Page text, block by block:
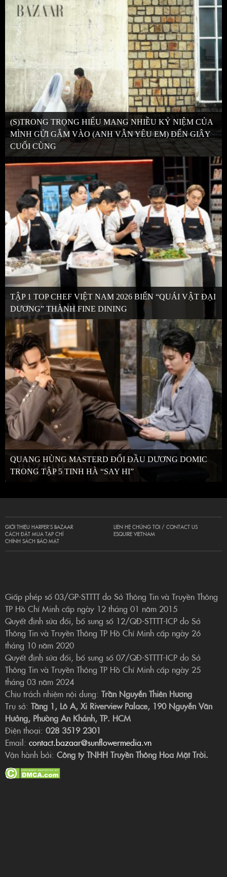
(S)TRONG TRỌNG HIẾU MANG NHIỀU KỶ NIỆM CỦA
MÌNH GỬI GẮM VÀO (ANH VẪN YÊU EM) ĐẾN GIÂY
CUỐI CÙNG
TẬP 1 TOP CHEF VIỆT NAM 2026 BIẾN “QUÁI VẬT ĐẠI
DƯƠNG” THÀNH FINE DINING
QUANG HÙNG MASTERD ĐỐI ĐẦU DƯƠNG DOMIC
TRONG TẬP 5 TINH HÀ “SAY HI”
GIỚI THIỆU HARPER’S BAZAAR
CÁCH ĐẶT MUA TẠP CHÍ
CHÍNH SÁCH BẢO MẬT
LIÊN HỆ CHÚNG TÔI / CONTACT US
ESQUIRE VIETNAM
Giấp phép số 03/GP-STTTT do Sở Thông Tin và Truyền Thông
TP Hồ Chí Minh cấp ngày 12 tháng 01 năm 2015
Quyết định sửa đổi, bổ sung số 12/QĐ-STTTT-ICP do Sở
Thông Tin và Truyền Thông TP Hồ Chí Minh cấp ngày 26
tháng 10 năm 2020
Quyết định sửa đổi, bổ sung số 07/QĐ-STTTT-ICP do Sở
Thông Tin và Truyền Thông TP Hồ Chí Minh cấp ngày 25
tháng 03 năm 2024
Chịu trách nhiệm nội dung: Trần Nguyễn Thiên Hương
Trụ sở: Tầng 1, Lô A, Xi Riverview Palace, 190 Nguyễn Văn
Hưởng, Phường An Khánh, TP. HCM
Điện thoại: 028 3519 2301
Email: contact.bazaar@sunflowermedia.vn
Vận hành bởi: Công ty TNHH Truyền Thông Hoa Mặt Trời.